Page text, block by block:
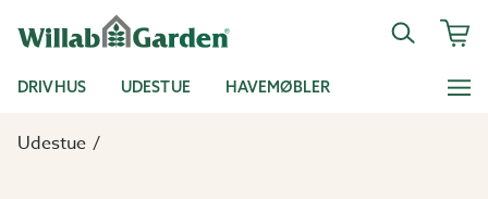
DRIVHUS UDESTUE HAVEMØBLER
Udestue